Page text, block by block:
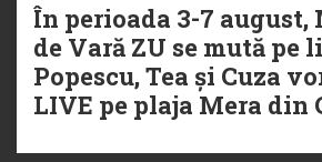
În perioada 3-7
de Vară ZU se mută pe
Popescu, Tea și Cuza
LIVE pe plaja Mera din